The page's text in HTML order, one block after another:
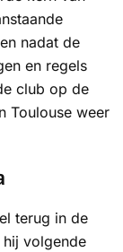
nadat de
en regels
club op de
Toulouse weer
terug in de
volgende